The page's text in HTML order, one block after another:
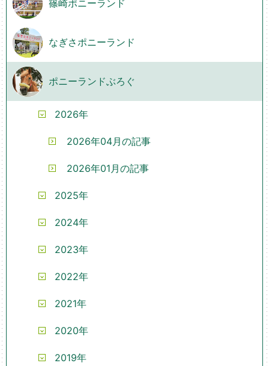
篠崎ポニーランド
なぎさポニーランド
ポニーランドぶろぐ
2026年
2026年04月の記事
2026年01月の記事
2025年
2024年
2023年
2022年
2021年
2020年
2019年